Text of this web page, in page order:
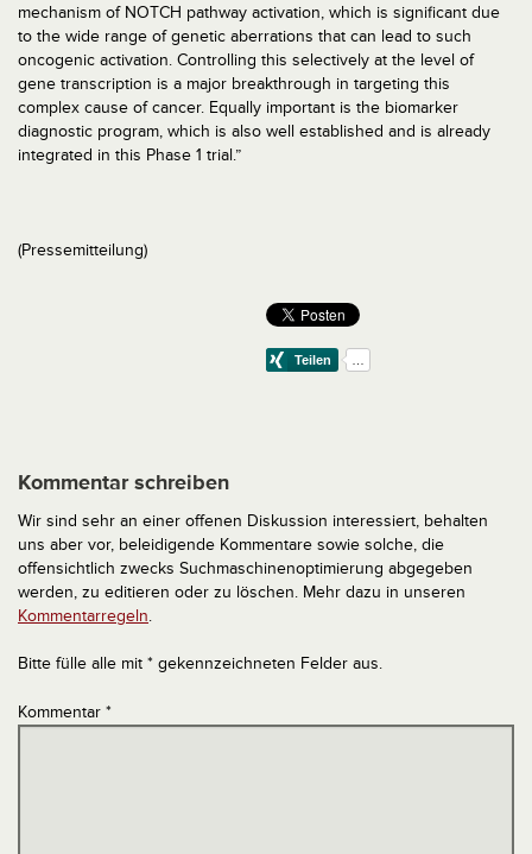
mechanism of NOTCH pathway activation, which is significant due
to the wide range of genetic aberrations that can lead to such
oncogenic activation. Controlling this selectively at the level of
gene transcription is a major breakthrough in targeting this
complex cause of cancer. Equally important is the biomarker
diagnostic program, which is also well established and is already
integrated in this Phase 1 trial.”
(Pressemitteilung)
Kommentar schreiben
Wir sind sehr an einer offenen Diskussion interessiert, behalten
uns aber vor, beleidigende Kommentare sowie solche, die
offensichtlich zwecks Suchmaschinenoptimierung abgegeben
werden, zu editieren oder zu löschen. Mehr dazu in unseren
Kommentarregeln.
Bitte fülle alle mit * gekennzeichneten Felder aus.
Kommentar *